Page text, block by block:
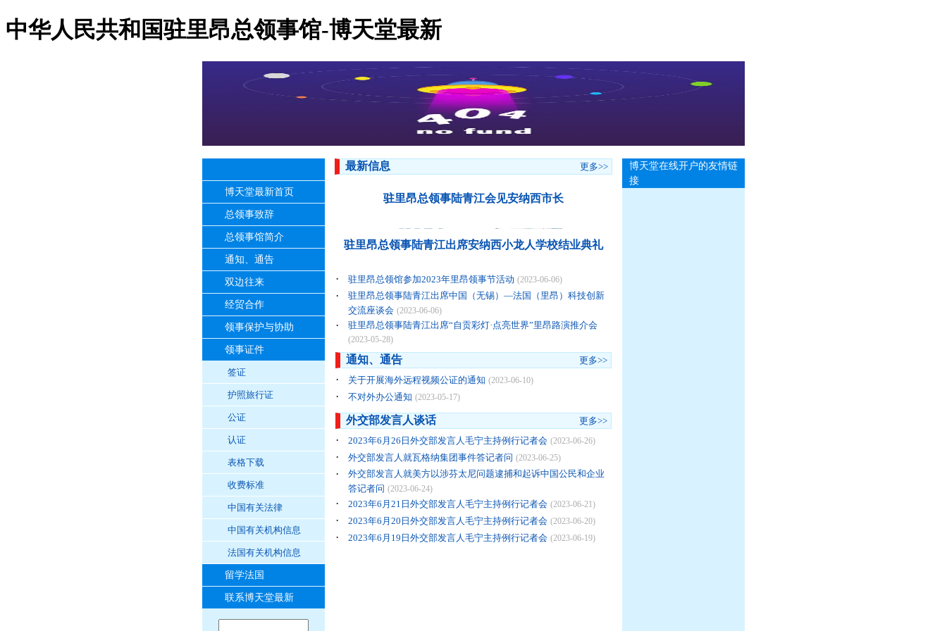
中华人民共和国驻里昂总领事馆-博天堂最新
博天堂最新首页
总领事致辞
总领事馆简介
通知、通告
双边往来
经贸合作
领事保护与协助
领事证件
签证
护照旅行证
公证
认证
表格下载
收费标准
中国有关法律
中国有关机构信息
法国有关机构信息
留学法国
联系博天堂最新
最新信息 更多>>
驻里昂总领事陆青江会见安纳西市长
驻里昂总领事陆青江出席安纳西小龙人学校结业典礼
· 驻里昂总领馆参加2023年里昂领事节活动 (2023-06-06)
·
驻里昂总领事陆青江出席中国（无锡）—法国（里昂）科技创新
交流座谈会 (2023-06-06)
· 驻里昂总领事陆青江出席“自贡彩灯·点亮世界”里昂路演推介会
(2023-05-28)
通知、通告 更多>>
· 关于开展海外远程视频公证的通知 (2023-06-10)
· 不对外办公通知 (2023-05-17)
外交部发言人谈话 更多>>
· 2023年6月26日外交部发言人毛宁主持例行记者会 (2023-06-26)
· 外交部发言人就瓦格纳集团事件答记者问 (2023-06-25)
·
外交部发言人就美方以涉芬太尼问题逮捕和起诉中国公民和企业
答记者问 (2023-06-24)
· 2023年6月21日外交部发言人毛宁主持例行记者会 (2023-06-21)
· 2023年6月20日外交部发言人毛宁主持例行记者会 (2023-06-20)
· 2023年6月19日外交部发言人毛宁主持例行记者会 (2023-06-19)
博天堂在线开户的友情链
接